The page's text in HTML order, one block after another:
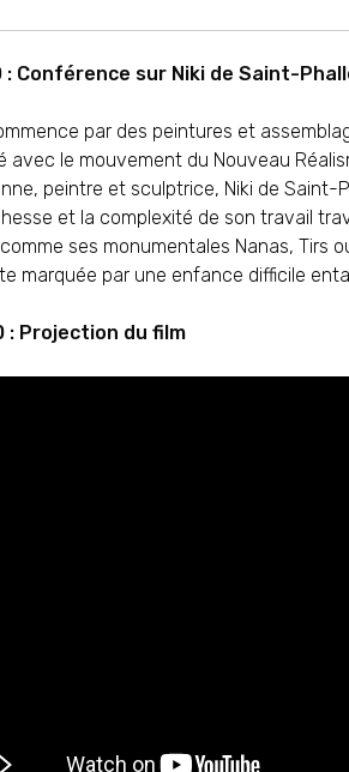
: Conférence sur Niki de Saint-
par des peintures et
avec le mouvement du Nouveau
peintre et sculptrice, Niki de Saint-
et la complexité de son travail
ses monumentales Nanas, Tirs
marquée par une enfance difficile
: Projection du film